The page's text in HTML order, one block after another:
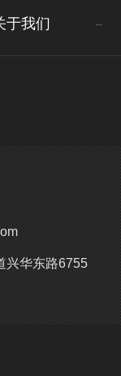
于我们
兴华东路6755